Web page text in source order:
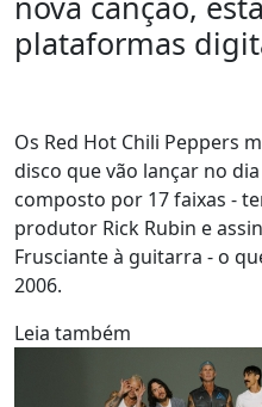
plataformas
Os Red Hot Chili Peppers
disco que vão lançar no
composto por 17 faixas -
produtor Rick Rubin e
Frusciante à guitarra - o
2006.
Leia também